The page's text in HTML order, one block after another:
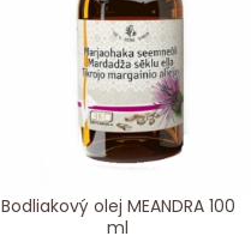
Bodliakový olej MEANDRA 100
ml